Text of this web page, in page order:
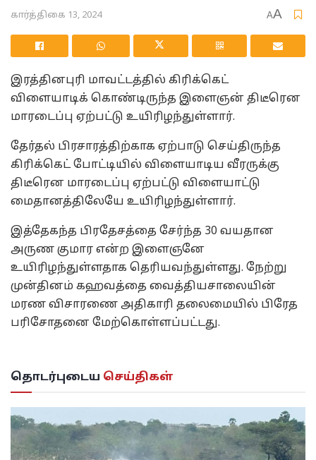
கார்த்திகை 13, 2024 AA
இரத்தினபுரி மாவட்டத்தில் கிரிக்கெட்
விளையாடிக் கொண்டிருந்த இளைஞன் திடீரென
மாரடைப்பு ஏற்பட்டு உயிரிழந்துள்ளார்.
தேர்தல் பிரசாரத்திற்காக ஏற்பாடு செய்திருந்த
கிரிக்கெட் போட்டியில் விளையாடிய வீரருக்கு
திடீரென மாரடைப்பு ஏற்பட்டு விளையாட்டு
மைதானத்திலேயே உயிரிழந்துள்ளார்.
இத்தேகந்த பிரதேசத்தை சேர்ந்த 30 வயதான
அருண குமார என்ற இளைஞனே
உயிரிழந்துள்ளதாக தெரியவந்துள்ளது. நேற்று
முன்தினம் கஹவத்தை வைத்தியசாலையின்
மரண விசாரணை அதிகாரி தலைமையில் பிரேத
பரிசோதனை மேற்கொள்ளப்பட்டது.
தொடர்புடைய செய்திகள்